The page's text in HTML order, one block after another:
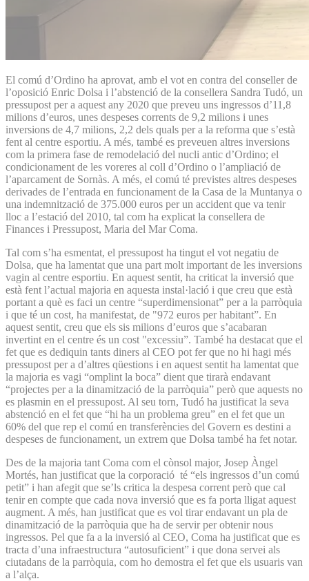
El comú d’Ordino ha aprovat, amb el vot en contra del conseller de
l’oposició Enric Dolsa i l’abstenció de la consellera Sandra Tudó, un
pressupost per a aquest any 2020 que preveu uns ingressos d’11,8
milions d’euros, unes despeses corrents de 9,2 milions i unes
inversions de 4,7 milions, 2,2 dels quals per a la reforma que s’està
fent al centre esportiu. A més, també es preveuen altres inversions
com la primera fase de remodelació del nucli antic d’Ordino; el
condicionament de les voreres al coll d’Ordino o l’ampliació de
l’aparcament de Sornàs. A més, el comú té previstes altres despeses
derivades de l’entrada en funcionament de la Casa de la Muntanya o
una indemnització de 375.000 euros per un accident que va tenir
lloc a l’estació del 2010, tal com ha explicat la consellera de
Finances i Pressupost, Maria del Mar Coma.
Tal com s’ha esmentat, el pressupost ha tingut el vot negatiu de
Dolsa, que ha lamentat que una part molt important de les inversions
vagin al centre esportiu. En aquest sentit, ha criticat la inversió que
està fent l’actual majoria en aquesta instal·lació i que creu que està
portant a què es faci un centre “superdimensionat” per a la parròquia
i que té un cost, ha manifestat, de "972 euros per habitant”. En
aquest sentit, creu que els sis milions d’euros que s’acabaran
invertint en el centre és un cost "excessiu”. També ha destacat que el
fet que es dediquin tants diners al CEO pot fer que no hi hagi més
pressupost per a d’altres qüestions i en aquest sentit ha lamentat que
la majoria es vagi “omplint la boca” dient que tirarà endavant
“projectes per a la dinamització de la parròquia” però que aquests no
es plasmin en el pressupost. Al seu torn, Tudó ha justificat la seva
abstenció en el fet que “hi ha un problema greu” en el fet que un
60% del que rep el comú en transferències del Govern es destini a
despeses de funcionament, un extrem que Dolsa també ha fet notar.
Des de la majoria tant Coma com el cònsol major, Josep Àngel
Mortés, han justificat que la corporació té “els ingressos d’un comú
petit” i han afegit que se’ls critica la despesa corrent però que cal
tenir en compte que cada nova inversió que es fa porta lligat aquest
augment. A més, han justificat que es vol tirar endavant un pla de
dinamització de la parròquia que ha de servir per obtenir nous
ingressos. Pel que fa a la inversió al CEO, Coma ha justificat que es
tracta d’una infraestructura “autosuficient” i que dona servei als
ciutadans de la parròquia, com ho demostra el fet que els usuaris van
a l’alça.